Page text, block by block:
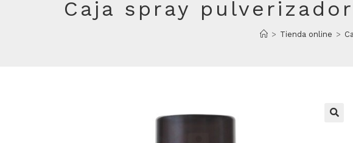
Caja spray
> Tienda online >